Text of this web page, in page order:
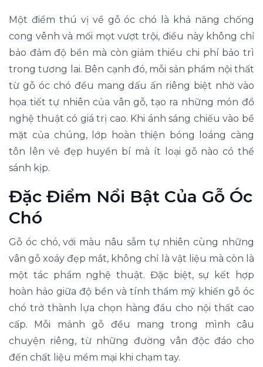
Một điểm thú vị về gỗ óc chó là khả năng chống
cong vênh và mối mọt vượt trội, điều này không chỉ
bảo đảm độ bền mà còn giảm thiểu chi phí bảo trì
trong tương lai. Bên cạnh đó, mỗi sản phẩm nội thất
từ gỗ óc chó đều mang dấu ấn riêng biệt nhờ vào
họa tiết tự nhiên của vân gỗ, tạo ra những món đồ
nghệ thuật có giá trị cao. Khi ánh sáng chiếu vào bề
mặt của chúng, lớp hoàn thiện bóng loáng càng
tôn lên vẻ đẹp huyền bí mà ít loại gỗ nào có thể
sánh kịp.
Đặc Điểm Nổi Bật Của Gỗ Óc
Chó
Gỗ óc chó, với màu nâu sẫm tự nhiên cùng những
vân gỗ xoáy đẹp mắt, không chỉ là vật liệu mà còn là
một tác phẩm nghệ thuật. Đặc biệt, sự kết hợp
hoàn hảo giữa độ bền và tính thẩm mỹ khiến gỗ óc
chó trở thành lựa chọn hàng đầu cho nội thất cao
cấp. Mỗi mảnh gỗ đều mang trong mình câu
chuyện riêng, từ những đường vân độc đáo cho
đến chất liệu mềm mại khi chạm tay.